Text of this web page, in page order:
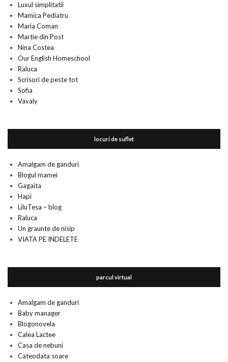
Luxul simplitatii
Mamica Pediatru
Maria Coman
Martie din Post
Nina Costea
Our English Homeschool
Raluca
Scrisori de peste tot
Sofia
Vavaly
locuri de suflet
Amalgam de ganduri
Blogul mamei
Gagaita
Hapi
LiluTesa – blog
Raluca
Un graunte de nisip
VIATA PE INDELETE
parcul virtual
Amalgam de ganduri
Baby manager
Blogonovela
Calea Lactee
Casa de nebuni
Cateodata soare